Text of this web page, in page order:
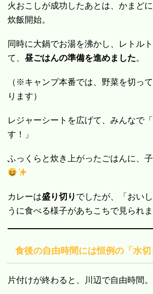
火おこしが成功したあとは、かまど
炊飯開始。
同時に大鍋でお湯を沸かし、レトル
て、 昼ごはんの準備を進めました。
（※キャンプ本番では、野菜を切っ
ります）
レジャーシートを広げて、みんなで
す！」
ふっくらと炊き上がったごはんに、
カレーは盛り切り でしたが、「おい
うに食べる様子があちこちで見られま
食後の自由時間には恒例の「水切
片付けが終わると、川辺で自由時間。